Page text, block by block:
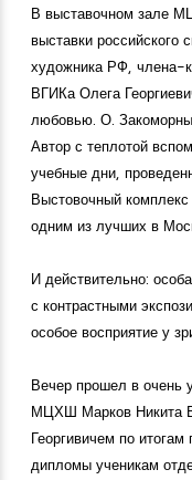
В выставочном зале
выставки российского
художника РФ, члена-
ВГИКа Олега
любовью. О.
Автор с теплотой
учебные дни,
Выстовочный
одним из лучших в
И действительно:
с контрастными
особое восприятие у
Вечер прошел в очень
МЦХШ Марков Никита
Георгивичем по
дипломы ученикам